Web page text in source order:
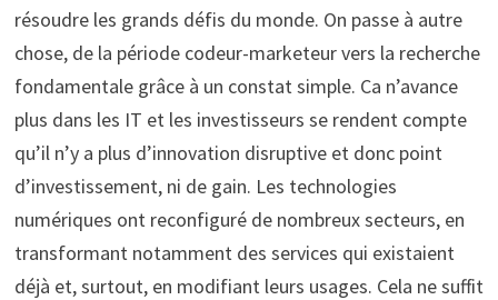
résoudre les grands défis du monde. On passe à autre
chose, de la période codeur-marketeur vers la recherche
fondamentale grâce à un constat simple. Ca n’avance
plus dans les IT et les investisseurs se rendent compte
qu’il n’y a plus d’innovation disruptive et donc point
d’investissement, ni de gain. Les technologies
numériques ont reconfiguré de nombreux secteurs, en
transformant notamment des services qui existaient
déjà et, surtout, en modifiant leurs usages. Cela ne suffit